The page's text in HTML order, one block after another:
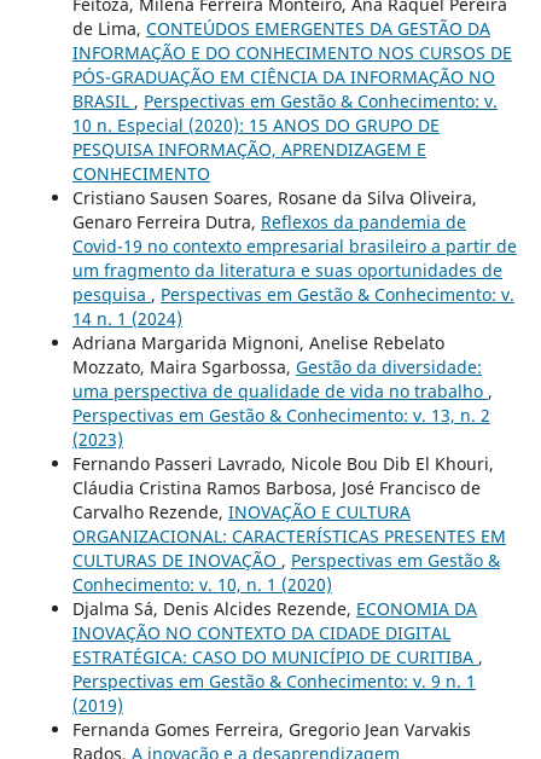
de Lima, CONTEÚDOS EMERGENTES DA GESTÃO DA
INFORMAÇÃO E DO CONHECIMENTO NOS CURSOS DE
PÓS-GRADUAÇÃO EM CIÊNCIA DA INFORMAÇÃO NO
BRASIL , Perspectivas em Gestão & Conhecimento: v.
10 n. Especial (2020): 15 ANOS DO GRUPO DE
PESQUISA INFORMAÇÃO, APRENDIZAGEM E
CONHECIMENTO
Cristiano Sausen Soares, Rosane da Silva Oliveira,
Genaro Ferreira Dutra, Reflexos da pandemia de
Covid-19 no contexto empresarial brasileiro a partir de
um fragmento da literatura e suas oportunidades de
pesquisa , Perspectivas em Gestão & Conhecimento: v.
14 n. 1 (2024)
Adriana Margarida Mignoni, Anelise Rebelato
Mozzato, Maira Sgarbossa, Gestão da diversidade:
uma perspectiva de qualidade de vida no trabalho ,
Perspectivas em Gestão & Conhecimento: v. 13, n. 2
(2023)
Fernando Passeri Lavrado, Nicole Bou Dib El Khouri,
Cláudia Cristina Ramos Barbosa, José Francisco de
Carvalho Rezende, INOVAÇÃO E CULTURA
ORGANIZACIONAL: CARACTERÍSTICAS PRESENTES EM
CULTURAS DE INOVAÇÃO , Perspectivas em Gestão &
Conhecimento: v. 10, n. 1 (2020)
Djalma Sá, Denis Alcides Rezende, ECONOMIA DA
INOVAÇÃO NO CONTEXTO DA CIDADE DIGITAL
ESTRATÉGICA: CASO DO MUNICÍPIO DE CURITIBA ,
Perspectivas em Gestão & Conhecimento: v. 9 n. 1
(2019)
Fernanda Gomes Ferreira, Gregorio Jean Varvakis
Rados, A inovação e a desaprendizagem